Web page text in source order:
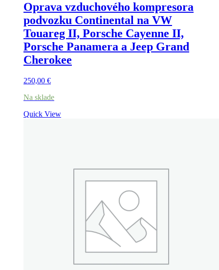
Oprava vzduchového kompresora
podvozku Continental na VW
Touareg II, Porsche Cayenne II,
Porsche Panamera a Jeep Grand
Cherokee
250,00 €
Na sklade
Quick View